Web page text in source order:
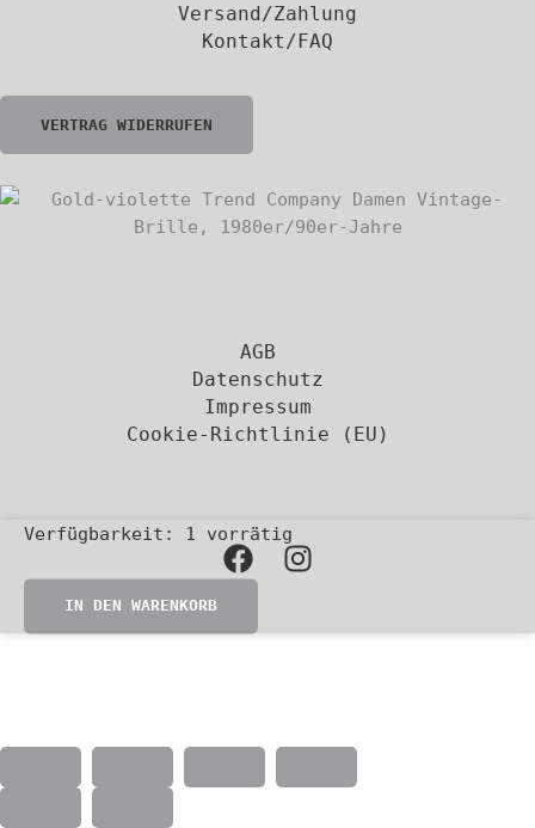
Versand/Zahlung
Kontakt/FAQ
VERTRAG WIDERRUFEN
AGB
Datenschutz
Impressum
Cookie-Richtlinie (EU)
Verfügbarkeit: 1 vorrätig
Gold-
Trend
Company
Jahre
IN DEN WARENKORB